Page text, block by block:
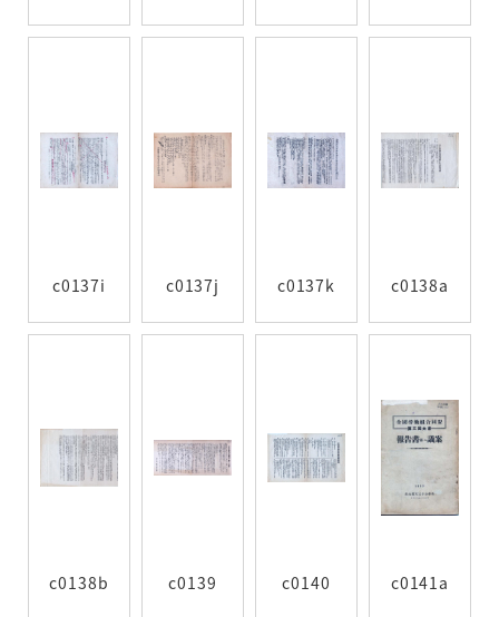
c0137i c0137j c0137k c0138a
c0138b c0139 c0140 c0141a